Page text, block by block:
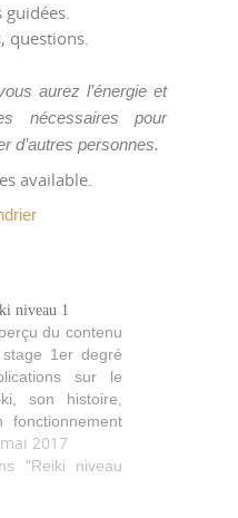
questions.
aurez l’énergie et
nécessaires pour
d’autres personnes.
available.
niveau 1
du contenu
1er degré
sur le
son histoire,
fonctionnement
il agit,
aide…). Les
initiations
2017
"Reiki niveau